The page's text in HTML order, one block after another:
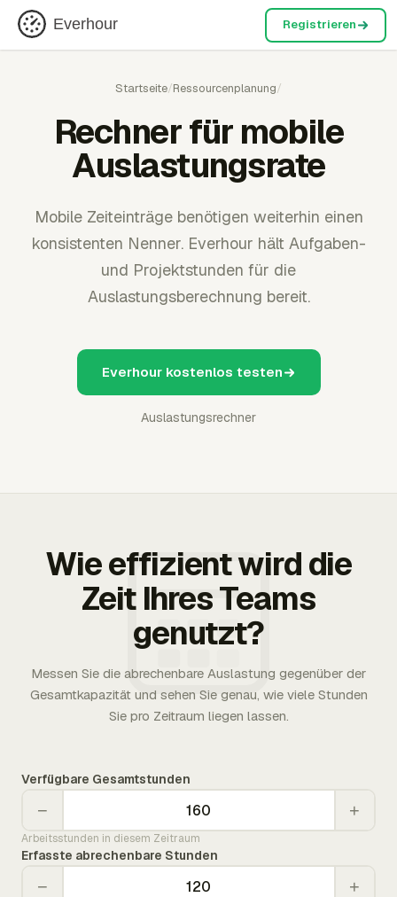
Everhour Registrieren
Startseite/Ressourcenplanung/
Rechner für mobile
Auslastungsrate
Mobile Zeiteinträge benötigen weiterhin einen
konsistenten Nenner. Everhour hält Aufgaben-
und Projektstunden für die
Auslastungsberechnung bereit.
Everhour kostenlos testen
Auslastungsrechner
Wie effizient wird die
Zeit Ihres Teams
genutzt?
Messen Sie die abrechenbare Auslastung gegenüber der
Gesamtkapazität und sehen Sie genau, wie viele Stunden
Sie pro Zeitraum liegen lassen.
Verfügbare Gesamtstunden
− +
Arbeitsstunden in diesem Zeitraum
Erfasste abrechenbare Stunden
− +